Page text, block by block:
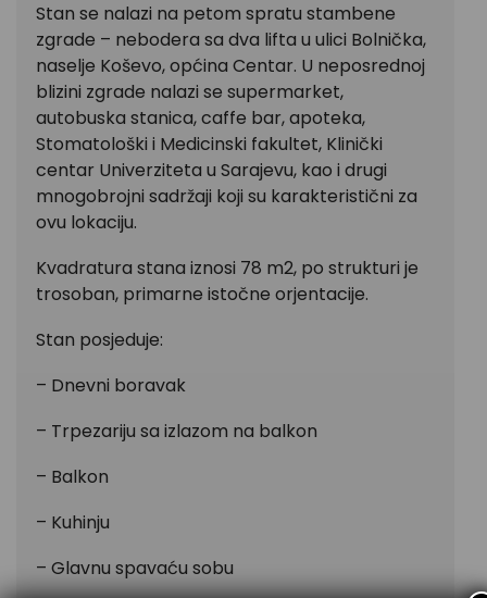
Stan se nalazi na petom spratu stambene
zgrade – nebodera sa dva lifta u ulici Bolnička,
naselje Koševo, općina Centar. U neposrednoj
blizini zgrade nalazi se supermarket,
autobuska stanica, caffe bar, apoteka,
Stomatološki i Medicinski fakultet, Klinički
centar Univerziteta u Sarajevu, kao i drugi
mnogobrojni sadržaji koji su karakteristični za
ovu lokaciju.
Kvadratura stana iznosi 78 m2, po strukturi je
trosoban, primarne istočne orjentacije.
Stan posjeduje:
– Dnevni boravak
– Trpezariju sa izlazom na balkon
– Balkon
– Kuhinju
– Glavnu spavaću sobu